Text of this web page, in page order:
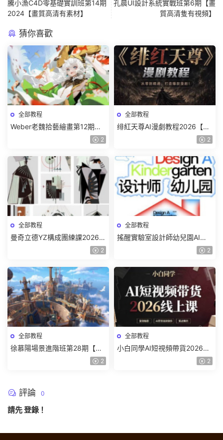
騰小漁C4D零基礎實訓班第14期
2024【畫質高清有素材】
孔晨UI設計系統實戰班第6期【畫
質高清隻有視頻】
猜你喜歡
全部教程
Weber老魏拾藝繪畫第12期角
色特訓班【畫質不錯隻有視
2
全部教程
绯紅天尊AI漫劇教程2026【畫
2
全部教程
曼奇立德YZ構成團練課2026年
8月已結課【畫質高清有課件】
2
全部教程
搖醒實驗室設計師幼兒園AI軟
件基礎課2025【畫質不錯有素
2
全部教程
徐慕陽場景進階班第28期【畫
2
全部教程
小白同學AI短視頻帶貨2026線
2
評論 0
請先登錄 ！